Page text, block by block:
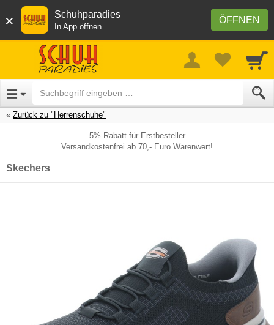
× ÖFFNEN
Schuhparadies
In App öffnen
Zurück zu "Herrenschuhe"
5% Rabatt für Erstbesteller
Versandkostenfrei ab 70,- Euro Warenwert!
Skechers